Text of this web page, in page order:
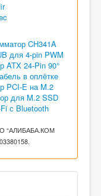
CH341A
для 4-pin PWM
ATX 24-Pin 90°
в оплётке
PCI-E на M.2
для M.2 SSD
с Bluetooth
“АЛИБАБА.КОМ